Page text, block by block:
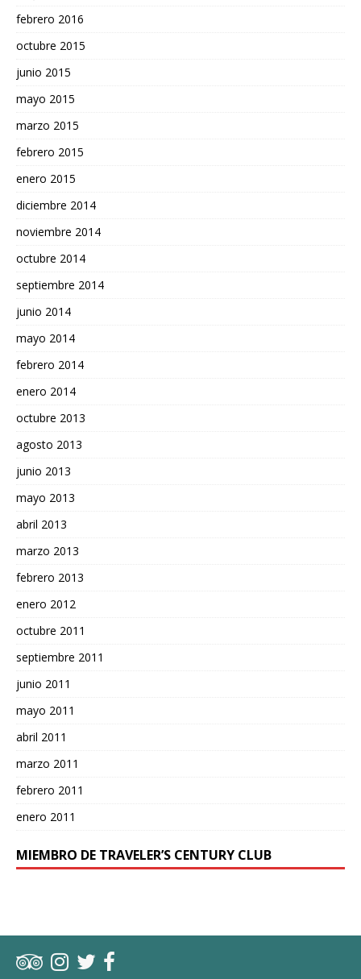
febrero 2016
octubre 2015
junio 2015
mayo 2015
marzo 2015
febrero 2015
enero 2015
diciembre 2014
noviembre 2014
octubre 2014
septiembre 2014
junio 2014
mayo 2014
febrero 2014
enero 2014
octubre 2013
agosto 2013
junio 2013
mayo 2013
abril 2013
marzo 2013
febrero 2013
enero 2012
octubre 2011
septiembre 2011
junio 2011
mayo 2011
abril 2011
marzo 2011
febrero 2011
enero 2011
MIEMBRO DE TRAVELER’S CENTURY CLUB